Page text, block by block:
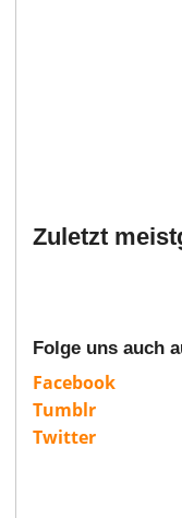
Zuletzt
Folge uns auch
Facebook
Tumblr
Twitter